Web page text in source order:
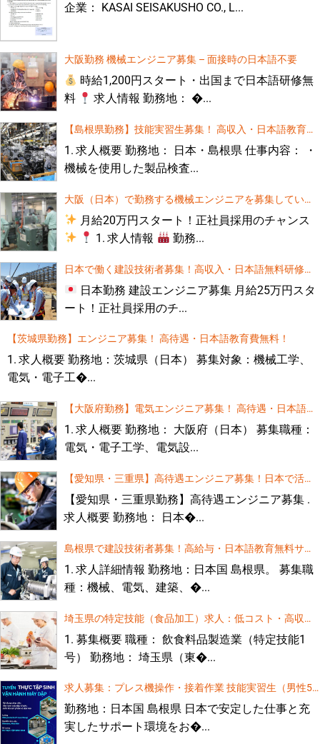
関連学科卒業者 仕事内容： 建物内の電気設備工事お
よび電気配線の施工業務 2. 給与・待遇[...]
企業： KASAI SEISAKUSHO CO., L...
大阪勤務 機械エンジニア募集 – 面接時の日本語不要
時給1,200円スタート・出国まで日本語研修無
料
求人情報 勤務地： �...
【島根県勤務】技能実習生募集！ 高収入・日本語教育費
無料！
1. 求人概要 勤務地： 日本・島根県 仕事内容： ・
機械を使用した製品検査...
大阪（日本）で勤務する機械エンジニアを募集していま
す（高給、無料語学研修あり）
月給20万円スタート！正社員採用のチャンス
1. 求人情報
勤務...
日本で働く建設技術者募集！高収入・日本語無料研修あ
日本勤務 建設エンジニア募集 月給25万円スタ
ート！正社員採用のチ...
【茨城県勤務】エンジニア募集！ 高待遇・日本語教育費無料！
1. 求人概要 勤務地：茨城県（日本） 募集対象：機械工学、
電気・電子工�...
【大阪府勤務】電気エンジニア募集！ 高待遇・日本語教
育費無料！
1. 求人概要 勤務地： 大阪府（日本） 募集職種：
電気・電子工学、電気設...
【愛知県・三重県】高待遇エンジニア募集！日本で活躍
するチャンス！
【愛知県・三重県勤務】高待遇エンジニア募集 .
求人概要 勤務地： 日本�...
島根県で建設技術者募集！高給与・日本語教育無料サポ
ート
1. 求人詳細情報 勤務地：日本国 島根県。 募集職
種：機械、電気、建築、�...
埼玉県の特定技能（食品加工）求人：低コスト・高収
入！
1. 募集概要 職種： 飲食料品製造業（特定技能1
号） 勤務地： 埼玉県（東�...
求人募集：プレス機操作・接着作業 技能実習生（男性5
名）
勤務地：日本国 島根県 日本で安定した仕事と充
実したサポート環境をお�...